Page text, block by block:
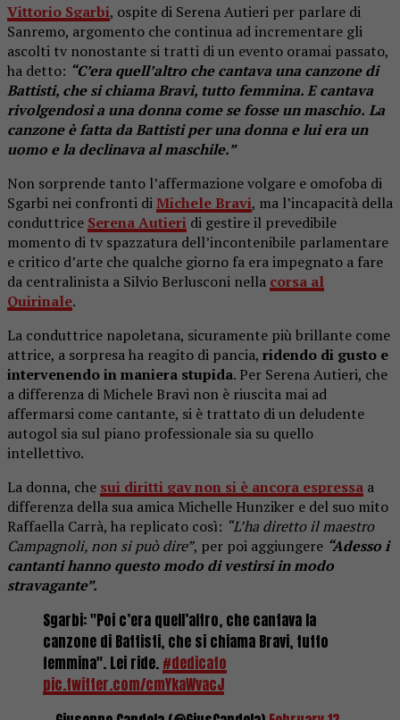
Vittorio Sgarbi, ospite di Serena Autieri per parlare di
Sanremo, argomento che continua ad incrementare gli
ascolti tv nonostante si tratti di un evento oramai passato,
ha detto: “C’era quell’altro che cantava una canzone di
Battisti, che si chiama Bravi, tutto femmina. E cantava
rivolgendosi a una donna come se fosse un maschio. La
canzone è fatta da Battisti per una donna e lui era un
uomo e la declinava al maschile.”
Non sorprende tanto l’affermazione volgare e omofoba di
Sgarbi nei confronti diMichele Bravi, ma l’incapacità della
conduttrice Serena Autieri di gestire il prevedibile
momento di tv spazzatura dell’incontenibile parlamentare
e critico d’arte che qualche giorno fa era impegnato a fare
da centralinista a Silvio Berlusconi nella corsa al
Quirinale.
La conduttrice napoletana, sicuramente più brillante come
attrice, a sorpresa ha reagito di pancia, ridendo di gusto e
intervenendo in maniera stupida. Per Serena Autieri, che
a differenza di Michele Bravi non è riuscita mai ad
affermarsi come cantante, si è trattato di un deludente
autogol sia sul piano professionale sia su quello
intellettivo.
La donna, che sui diritti gay non si è ancora espressa a
differenza della sua amica Michelle Hunziker e del suo mito
Raffaella Carrà, ha replicato così: “L’ha diretto il maestro
Campagnoli, non si può dire”, per poi aggiungere “Adesso i
cantanti hanno questo modo di vestirsi in modo
stravagante”.
Sgarbi: "Poi c’era quell’altro, che cantava la
canzone di Battisti, che si chiama Bravi, tutto
femmina". Lei ride. #dedicato
pic.twitter.com/cmYkaWvacJ